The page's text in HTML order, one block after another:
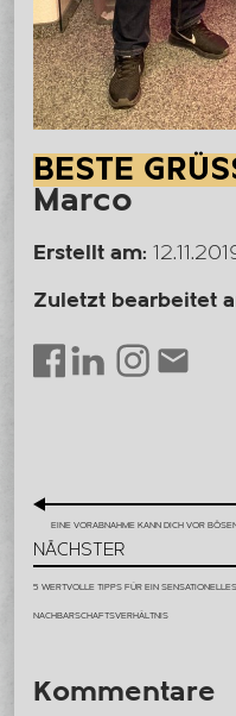
BESTE
Marco
Erstellt am:
Zuletzt bearbeitet
Facebook
LinkedInInstagramEnvelope
EINE VORABNAHME KANN DICH VOR
NÄCHSTER
5 WERTVOLLE TIPPS FÜR EIN SENSATIONELLES
NACHBARSCHAFTSVERHÄLTNIS
Kommentare